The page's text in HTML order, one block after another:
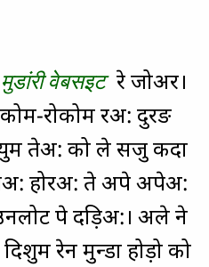
मुडांरी वेबसइटरे जोअर।
रोकोम रअ: दुरङ
तेअ: को ले सजु कदा
होरअ: ते अपे अपेअ:
पे दड़िअ:। अले ने
रेन मुन्डा होड़ो को